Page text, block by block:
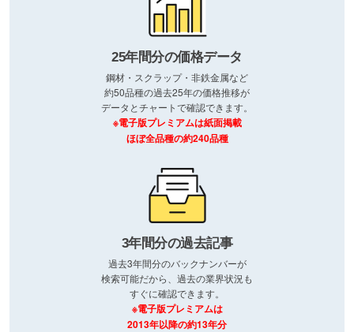
25年間分の価格データ
鋼材・スクラップ・非鉄金属など
約50品種の過去25年の価格推移が
データとチャートで確認できます。
※電子版プレミアムは紙面掲載
ほぼ全品種の約240品種
3年間分の過去記事
過去3年間分のバックナンバーが
検索可能だから、過去の業界状況も
すぐに確認できます。
※電子版プレミアムは
2013年以降の約13年分